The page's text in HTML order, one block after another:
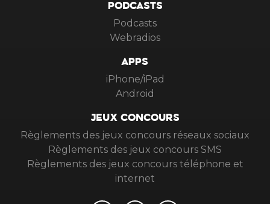
PODCASTS
Podcasts
Webradios
APPS
iPhone/iPad
Android
JEUX CONCOURS
Règlements des jeux concours réseaux sociaux
Règlements des jeux concours SMS
Règlements des jeux concours téléphone et
internet